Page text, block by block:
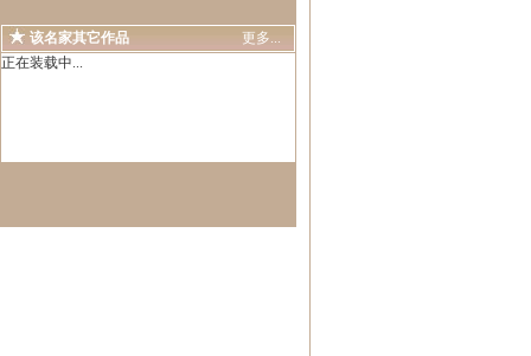
该名家其它作品
更多...
正在装载中...